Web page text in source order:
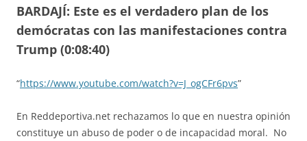
BARDAJÍ: Este es el verdadero plan de los
demócratas con las manifestaciones contra
Trump (0:08:40)
“https://www.youtube.com/watch?v=J_ogCFr6pvs”
En Reddeportiva.net rechazamos lo que en nuestra opinión
constituye un abuso de poder o de incapacidad moral. No